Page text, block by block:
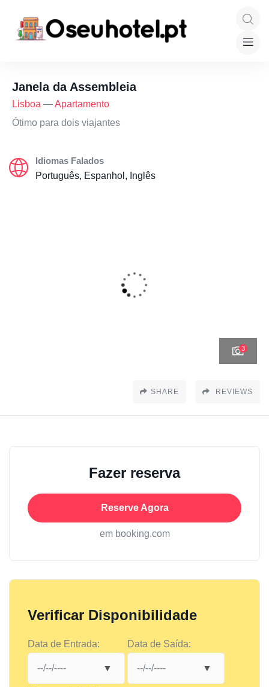
Janela da Assembleia
Lisboa —Apartamento
Ótimo para dois viajantes
Idiomas Falados
Português, Espanhol, Inglês
3
SHARE REVIEWS
Fazer reserva
Reserve Agora
em booking.com
Verificar Disponibilidade
Data de Entrada: Data de Saída: